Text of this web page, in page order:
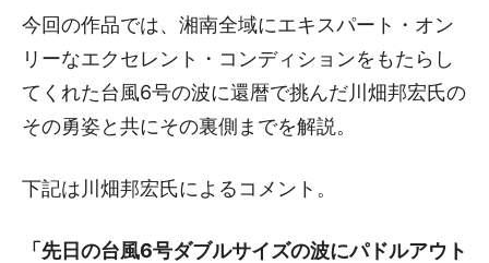
今回の作品では、湘南全域にエキスパート・オン
リーなエクセレント・コンディションをもたらし
てくれた台風6号の波に還暦で挑んだ川畑邦宏氏の
その勇姿と共にその裏側までを解説。
下記は川畑邦宏氏によるコメント。
「先日の台風6号ダブルサイズの波にパドルアウト